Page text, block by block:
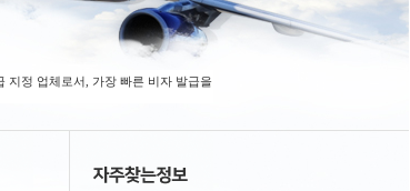
체로서, 가장 빠른 비자 발급을 자랑하고 있습니다. ★상용 (비지니스)